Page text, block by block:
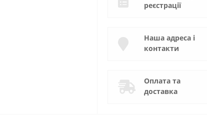
реєстрації
Наша адреса і
контакти
Оплата та
доставка